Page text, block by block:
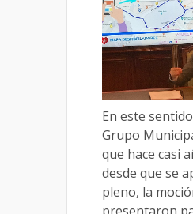
En este
Grupo
que hace casi
desde que se
pleno, la